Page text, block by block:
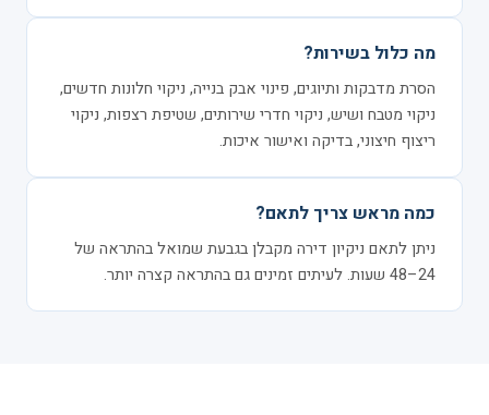
מה כלול בשירות?
הסרת מדבקות ותיוגים, פינוי אבק בנייה, ניקוי חלונות חדשים,
ניקוי מטבח ושיש, ניקוי חדרי שירותים, שטיפת רצפות, ניקוי
ריצוף חיצוני, בדיקה ואישור איכות.
כמה מראש צריך לתאם?
ניתן לתאם ניקיון דירה מקבלן בגבעת שמואל בהתראה של
24–48 שעות. לעיתים זמינים גם בהתראה קצרה יותר.